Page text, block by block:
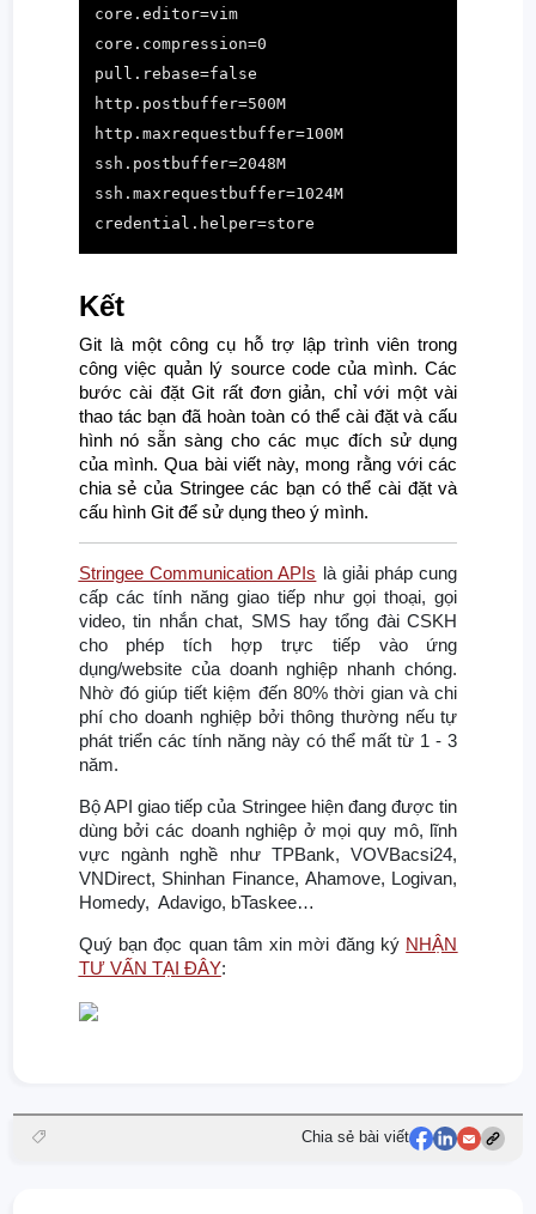
core.editor=vim
core.compression=0
pull.rebase=false
http.postbuffer=500M
http.maxrequestbuffer=100M
ssh.postbuffer=2048M
ssh.maxrequestbuffer=1024M
credential.helper=store
Kết
Git là một công cụ hỗ trợ lập trình viên trong
công việc quản lý source code của mình. Các
bước cài đặt Git rất đơn giản, chỉ với một vài
thao tác bạn đã hoàn toàn có thể cài đặt và cấu
hình nó sẵn sàng cho các mục đích sử dụng
của mình. Qua bài viết này, mong rằng với các
chia sẻ của Stringee các bạn có thể cài đặt và
cấu hình Git để sử dụng theo ý mình.
Stringee Communication APIs là giải pháp cung
cấp các tính năng giao tiếp như gọi thoại, gọi
video, tin nhắn chat, SMS hay tổng đài CSKH
cho phép tích hợp trực tiếp vào ứng
dụng/website của doanh nghiệp nhanh chóng.
Nhờ đó giúp tiết kiệm đến 80% thời gian và chi
phí cho doanh nghiệp bởi thông thường nếu tự
phát triển các tính năng này có thể mất từ 1 - 3
năm.
Bộ API giao tiếp của Stringee hiện đang được tin
dùng bởi các doanh nghiệp ở mọi quy mô, lĩnh
vực ngành nghề như TPBank, VOVBacsi24,
VNDirect, Shinhan Finance, Ahamove, Logivan,
Homedy, Adavigo, bTaskee…
Quý bạn đọc quan tâm xin mời đăng ký NHẬN
TƯ VẤN TẠI ĐÂY:
Chia sẻ bài viết